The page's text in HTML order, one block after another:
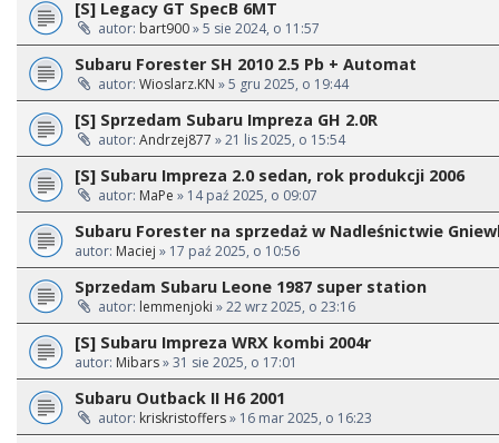
[S] Legacy GT SpecB 6MT
autor: bart900» 5 sie 2024, o 11:57
Subaru Forester SH 2010 2.5 Pb + Automat
autor: Wioslarz.KN » 5 gru 2025, o 19:44
[S] Sprzedam Subaru Impreza GH 2.0R
autor: Andrzej877 » 21 lis 2025, o 15:54
[S] Subaru Impreza 2.0 sedan, rok produkcji 2006
autor: MaPe » 14 paź 2025, o 09:07
Subaru Forester na sprzedaż w Nadleśnictwie
autor: Maciej » 17 paź 2025, o 10:56
Sprzedam Subaru Leone 1987 super station
autor: lemmenjoki » 22 wrz 2025, o 23:16
[S] Subaru Impreza WRX kombi 2004r
autor: Mibars» 31 sie 2025, o 17:01
Subaru Outback II H6 2001
autor: kriskristoffers» 16 mar 2025, o 16:23